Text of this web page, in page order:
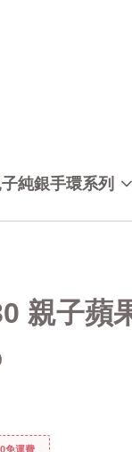
純銀手環系列
親子蘋
免運費